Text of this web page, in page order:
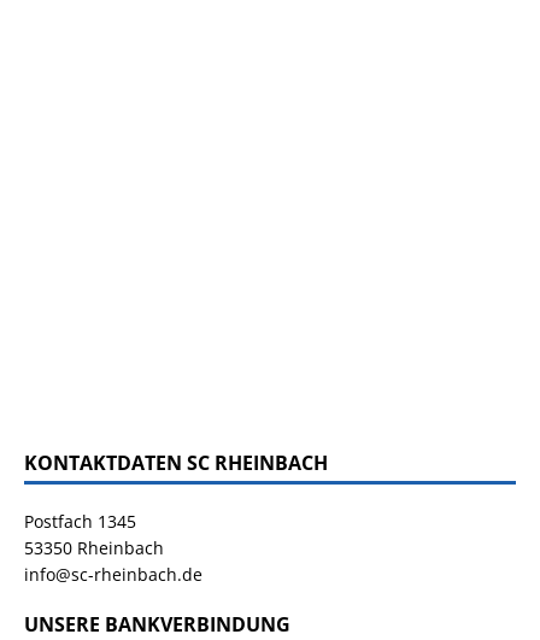
KONTAKTDATEN SC RHEINBACH
Postfach 1345
53350 Rheinbach
info@sc-rheinbach.de
UNSERE BANKVERBINDUNG